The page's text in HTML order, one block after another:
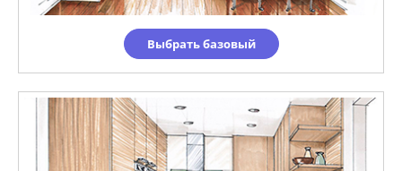
Выбрать базовый